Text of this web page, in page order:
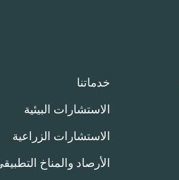
خدماتنا
اﻻﺳﺘﺸﺎرات اﻟﺒﻴﺌﻴﺔ
الاستشارات الزراعية
اﻷرﺻﺎد واﻟﻤﻨﺎخ